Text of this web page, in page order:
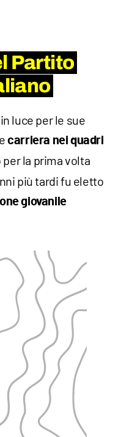
Partito
luce per le sue
carriera nei quadri
per la prima volta
più tardi fu eletto
giovanile